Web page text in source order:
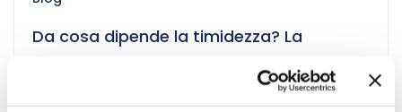
Da cosa dipende la timidezza? La
12 Gennaio 2023